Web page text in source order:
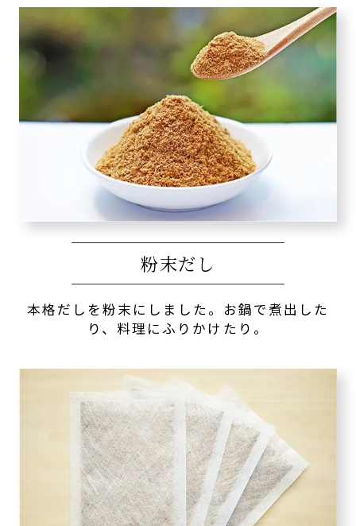
粉末だし
本格だしを粉末にしました。お鍋で煮出した
り、料理にふりかけたり。